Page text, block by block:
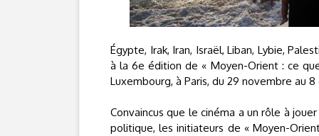
Égypte, Irak, Iran, Israël, Liban, Lybie,
à la 6e édition de « Moyen-Orient : ce
Luxembourg, à Paris, du 29 novembre au
Convaincus que le cinéma a un rôle à
politique, les initiateurs de « Moyen-